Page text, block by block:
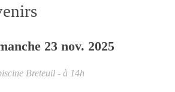
23 nov. 2025
Breteuil - à 14h